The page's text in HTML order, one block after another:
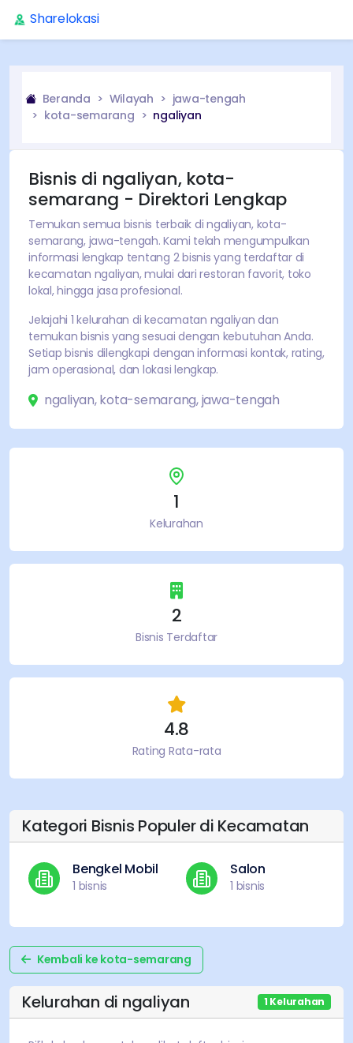
Sharelokasi
Beranda Wilayah
jawa-tengah
kota-semarang
ngaliyan
Bisnis di ngaliyan, kota-
semarang - Direktori Lengkap
Temukan semua bisnis terbaik di ngaliyan, kota-
semarang, jawa-tengah. Kami telah mengumpulkan
informasi lengkap tentang 2bisnis yang terdaftar di
kecamatan ngaliyan, mulai dari restoran favorit, toko
lokal, hingga jasa profesional.
Jelajahi 1 kelurahan di kecamatan ngaliyan dan
temukan bisnis yang sesuai dengan kebutuhan Anda.
Setiap bisnis dilengkapi dengan informasi kontak, rating,
jam operasional, dan lokasi lengkap.
ngaliyan,kota-semarang,jawa-tengah
1
Kelurahan
2
Bisnis Terdaftar
4.8
Rating Rata-rata
Kategori Bisnis Populer di Kecamatan
Bengkel Mobil
1 bisnis
Salon
1 bisnis
Kembali ke kota-semarang
Kelurahan di ngaliyan 1 Kelurahan